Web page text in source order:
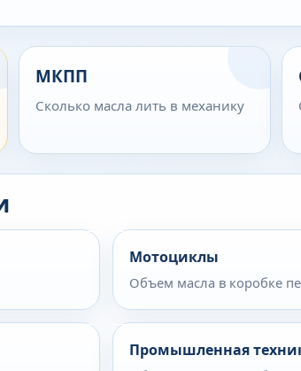
МКПП
Сколько масла лить в механику
Мотоциклы
Объем масла в коробке
Промышленная